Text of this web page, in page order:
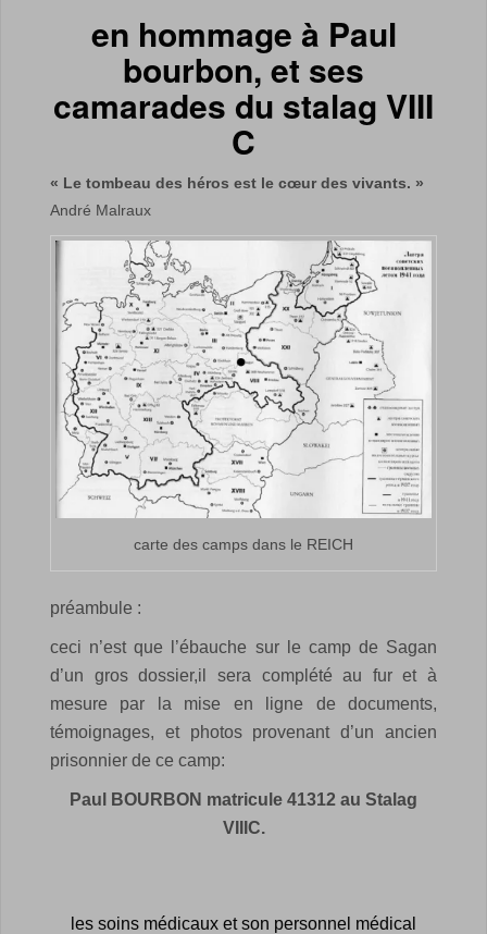
en hommage à Paul
bourbon, et ses
camarades du stalag VIII
C
« Le tombeau des héros est le cœur des vivants. »
André Malraux
carte des camps dans le REICH
préambule :
ceci n’est que l’ébauche sur le camp de Sagan
d’un gros dossier,il sera complété au fur et à
mesure par la mise en ligne de documents,
témoignages, et photos provenant d’un ancien
prisonnier de ce camp:
Paul BOURBON matricule 41312 au Stalag
VIIIC.
les soins médicaux et son personnel médical